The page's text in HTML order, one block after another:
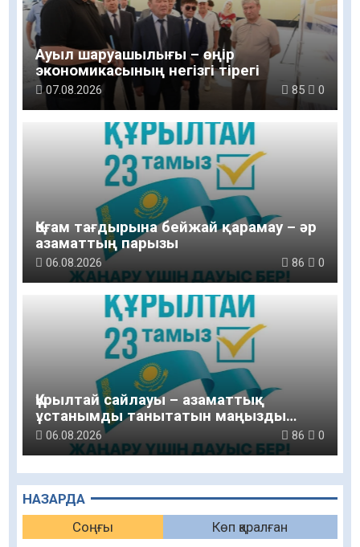
НАЗАРДА
Соңғы
Көп қаралған
Ауыл шаруашылығы – өңір
экономикасының негізгі тірегі
07.08.2026 85 0
Қоғам тағдырына бейжай қарамау – әр
азаматтың парызы
06.08.2026 86 0
Құрылтай сайлауы – азаматтық
ұстанымды танытатын маңызды
қадам
06.08.2026 86 0